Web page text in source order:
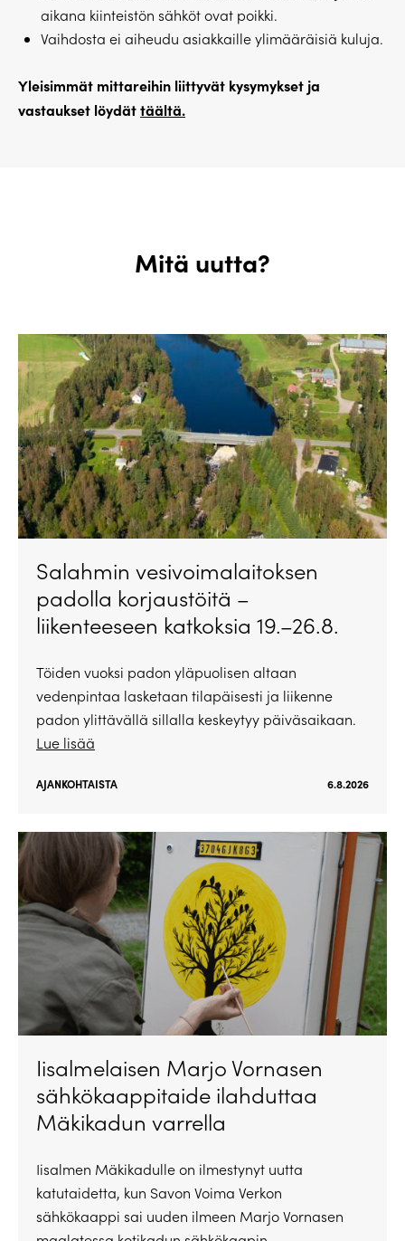
aikana kiinteistön sähköt ovat poikki.
Vaihdosta ei aiheudu asiakkaille ylimääräisiä kuluja.
Yleisimmät mittareihin liittyvät kysymykset ja
vastaukset löydättäältä.
Mitä uutta?
Salahmin vesivoimalaitoksen
padolla korjaustöitä –
liikenteeseen katkoksia 19.–26.8.
Töiden vuoksi padon yläpuolisen altaan
vedenpintaa lasketaan tilapäisesti ja liikenne
padon ylittävällä sillalla keskeytyy päiväsaikaan.
Lue lisää
AJANKOHTAISTA 6.8.2026
Iisalmelaisen Marjo Vornasen
sähkökaappitaide ilahduttaa
Mäkikadun varrella
Iisalmen Mäkikadulle on ilmestynyt uutta
katutaidetta, kun Savon Voima Verkon
sähkökaappi sai uuden ilmeen Marjo Vornasen